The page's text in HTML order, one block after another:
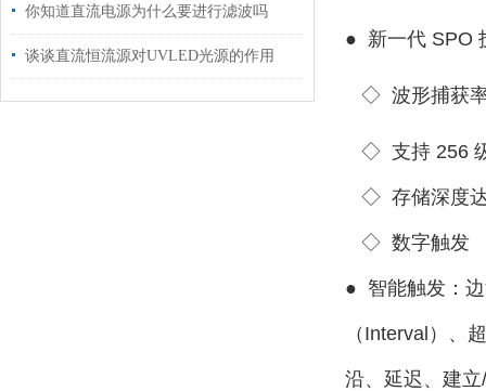
你知道直流电源为什么要进行滤波吗
谈谈直流恒流源对UVLED光源的作用
● 新一代 SPO
◇ 波形捕获率
◇ 支持 256
◇ 存储深度达
◇ 数字触发
● 智能触发：
（Interval）、
沿、延迟、建